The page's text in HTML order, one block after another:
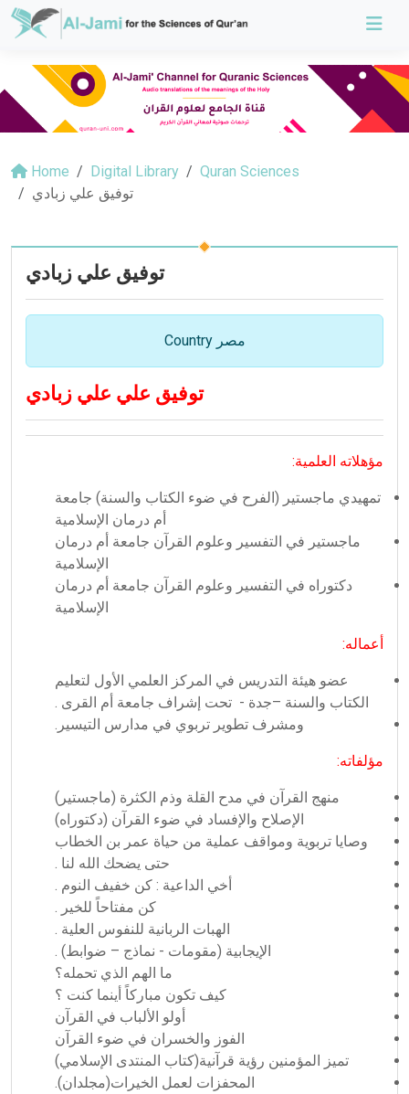
Home Digital Library
Quran Sciences
توفيق علي زبادي
توفيق علي زبادي
Country مصر
توفيق علي علي زبادي
مؤهلاته العلمية:
تمهيدي ماجستير (الفرح في ضوء الكتاب والسنة) جامعة
أم درمان الإسلامية
ماجستير في التفسير وعلوم القرآن جامعة أم درمان
الإسلامية
دكتوراه في التفسير وعلوم القرآن جامعة أم درمان
الإسلامية
أعماله:
عضو هيئة التدريس في المركز العلمي الأول لتعليم
الكتاب والسنة –جدة - تحت إشراف جامعة أم القرى .
ومشرف تطوير تربوي في مدارس التيسير.
مؤلفاته:
منهج القرآن في مدح القلة وذم الكثرة (ماجستير)
الإصلاح والإفساد في ضوء القرآن (دكتوراه)
وصايا تربوية ومواقف عملية من حياة عمر بن الخطاب
حتى يضحك الله لنا .
أخي الداعية : كن خفيف النوم .
كن مفتاحاً للخير .
الهبات الربانية للنفوس العلية .
الإيجابية (مقومات - نماذج – ضوابط) .
ما الهم الذي تحمله؟
كيف تكون مباركاً أينما كنت ؟
أولو الألباب في القرآن
الفوز والخسران في ضوء القرآن
تميز المؤمنين رؤية قرآنية(كتاب المنتدى الإسلامي)
المحفزات لعمل الخيرات(مجلدان).